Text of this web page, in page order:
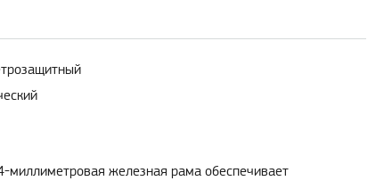
миллиметровая железная рама обеспечивает